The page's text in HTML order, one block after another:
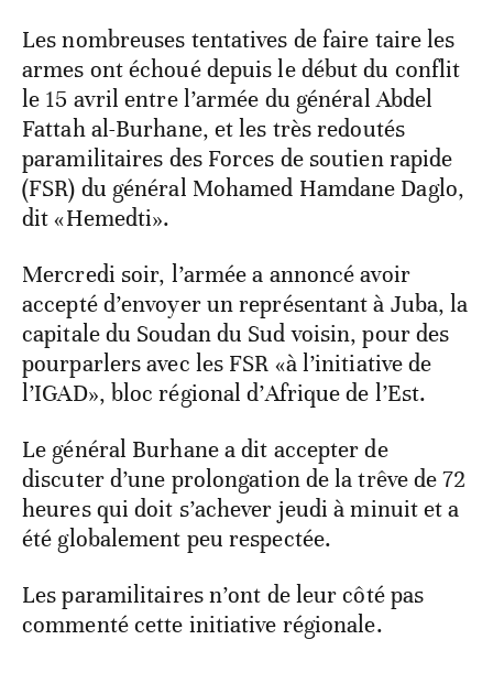
Les nombreuses tentatives de faire taire les
armes ont échoué depuis le début du conflit
le 15 avril entre l’armée du général Abdel
Fattah al-Burhane, et les très redoutés
paramilitaires des Forces de soutien rapide
(FSR) du général Mohamed Hamdane Daglo,
dit «Hemedti».
Mercredi soir, l’armée a annoncé avoir
accepté d’envoyer un représentant à Juba, la
capitale du Soudan du Sud voisin, pour des
pourparlers avec les FSR «à l’initiative de
l’IGAD», bloc régional d’Afrique de l’Est.
Le général Burhane a dit accepter de
discuter d’une prolongation de la trêve de 72
heures qui doit s’achever jeudi à minuit et a
été globalement peu respectée.
Les paramilitaires n’ont de leur côté pas
commenté cette initiative régionale.